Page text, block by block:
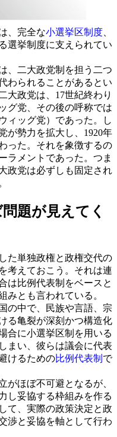
、完全な小選挙区制度
選挙制度に支えられてい
、二大政党制を担う二つ
わられることがあるとい
大政党は、17世紀終わり
グ党、その後の呼称では
ィッグ党）であった。し
が勢力を拡大し、1920年
った。それを象徴するの
ラメントであった。つま
政党は必ずしも固定され
題が見えてく
た単独政権と政権交代の
考えておこう。それは連
は比例代表制をベースと
みとも言われている。
の中で、民族や言語、宗
る亀裂が深刻かつ構造化
合に小選挙区制を用いる
まい、彼らは議会に代表
けるための比例代表制 で
がほぼ不可避となるが、
し妥協する枠組みを作る
て、実際の政策決定と政
渉と妥協を軸として行わ